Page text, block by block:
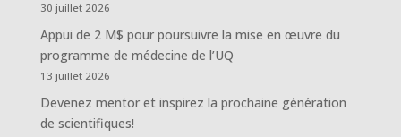
30 juillet 2026
Appui de 2 M$ pour poursuivre la mise en œuvre du
programme de médecine de l’UQ
13 juillet 2026
Devenez mentor et inspirez la prochaine génération
de scientifiques!